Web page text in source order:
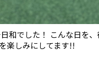
和でした！ こんな日を
楽しみにしてます!!